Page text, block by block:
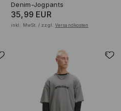
Denim-Jogpants
35,99 EUR
inkl. MwSt. / zzgl. Versandkosten